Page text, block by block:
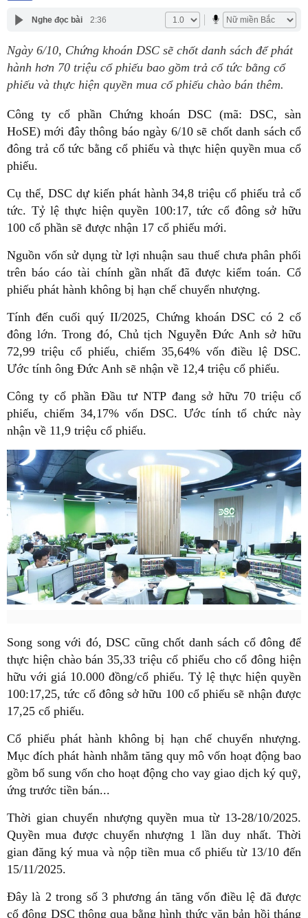
Nghe đọc bài 2:36
Ngày 6/10, Chứng khoán DSC sẽ chốt danh sách để phát
hành hơn 70 triệu cổ phiếu bao gồm trả cổ tức bằng cổ
phiếu và thực hiện quyền mua cổ phiếu chào bán thêm.
Công ty cổ phần Chứng khoán DSC (mã: DSC, sàn
HoSE) mới đây thông báo ngày 6/10 sẽ chốt danh sách cổ
đông trả cổ tức bằng cổ phiếu và thực hiện quyền mua cổ
phiếu.
Cụ thể, DSC dự kiến phát hành 34,8 triệu cổ phiếu trả cổ
tức. Tỷ lệ thực hiện quyền 100:17, tức cổ đông sở hữu
100 cổ phần sẽ được nhận 17 cổ phiếu mới.
Nguồn vốn sử dụng từ lợi nhuận sau thuế chưa phân phối
trên báo cáo tài chính gần nhất đã được kiểm toán. Cổ
phiếu phát hành không bị hạn chế chuyển nhượng.
Tính đến cuối quý II/2025, Chứng khoán DSC có 2 cổ
đông lớn. Trong đó, Chủ tịch Nguyễn Đức Anh sở hữu
72,99 triệu cổ phiếu, chiếm 35,64% vốn điều lệ DSC.
Ước tính ông Đức Anh sẽ nhận về 12,4 triệu cổ phiếu.
Công ty cổ phần Đầu tư NTP đang sở hữu 70 triệu cổ
phiếu, chiếm 34,17% vốn DSC. Ước tính tổ chức này
nhận về 11,9 triệu cổ phiếu.
Song song với đó, DSC cũng chốt danh sách cổ đông để
thực hiện chào bán 35,33 triệu cổ phiếu cho cổ đông hiện
hữu với giá 10.000 đồng/cổ phiếu. Tỷ lệ thực hiện quyền
100:17,25, tức cổ đông sở hữu 100 cổ phiếu sẽ nhận được
17,25 cổ phiếu.
Cổ phiếu phát hành không bị hạn chế chuyển nhượng.
Mục đích phát hành nhằm tăng quy mô vốn hoạt động bao
gồm bổ sung vốn cho hoạt động cho vay giao dịch ký quỹ,
ứng trước tiền bán...
Thời gian chuyển nhượng quyền mua từ 13-28/10/2025.
Quyền mua được chuyển nhượng 1 lần duy nhất. Thời
gian đăng ký mua và nộp tiền mua cổ phiếu từ 13/10 đến
15/11/2025.
Đây là 2 trong số 3 phương án tăng vốn điều lệ đã được
cổ đông DSC thông qua bằng hình thức văn bản hồi tháng